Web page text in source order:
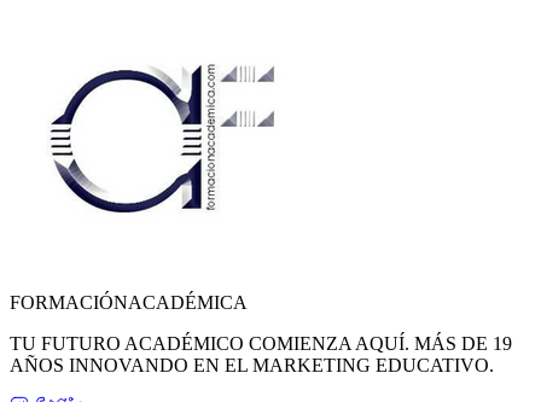
TU FUTURO ACADÉMICO COMIENZA AQUÍ. MÁS DE 19